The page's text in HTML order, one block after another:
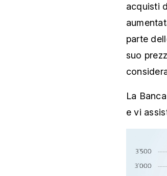
acquisti
parte
suo
La
e vi